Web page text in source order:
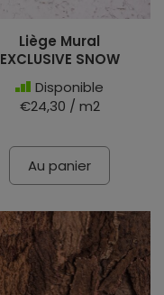
Liège Mural
EXCLUSIVE SNOW
Disponible
€24,30 / m2
Au panier